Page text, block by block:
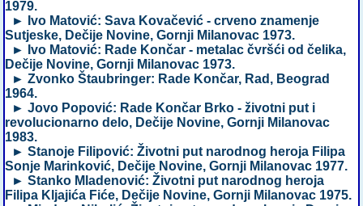
1979.
► Ivo Matović: Sava Kovačević - crveno znamenje
Sutjeske, Dečije Novine, Gornji Milanovac 1973.
► Ivo Matović: Rade Končar - metalac čvršći od čelika,
Dečije Novine, Gornji Milanovac 1973.
► Zvonko Štaubringer: Rade Končar, Rad, Beograd
1964.
► Jovo Popović: Rade Končar Brko - životni put i
revolucionarno delo, Dečije Novine, Gornji Milanovac
1983.
► Stanoje Filipović: Životni put narodnog heroja Filipa
Sonje Marinković, Dečije Novine, Gornji Milanovac 1977.
► Stanko Mladenović: Životni put narodnog heroja
Filipa Kljajića Fiće, Dečije Novine, Gornji Milanovac 1975.